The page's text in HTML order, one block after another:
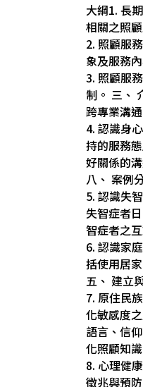
大綱1. 長
相關之照
2. 照顧服
象及服務
3. 照顧服
制。 三、
跨專業溝
4. 認識身
持的服務
好關係的
八、 案例
5. 認識失
失智症者
智症者之
6. 認識家
括使用居
五、 建立
7. 原住民
化敏感度
語言、信
化照顧知
8. 心理健
徵兆與預